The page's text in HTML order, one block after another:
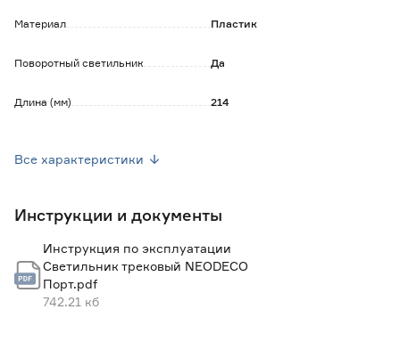
покупки. В течение данного срока Вы можете обменять
Материал Пластик
Поворотный светильник Да
Длина (мм) 214
Цоколь LED
Мощность (Вт) 10
Цвет свечения
Все характеристики
Инструкции и документы
Инструкция по эксплуатации
Светильник трековый NEODECO
Порт.pdf
742.21 кб